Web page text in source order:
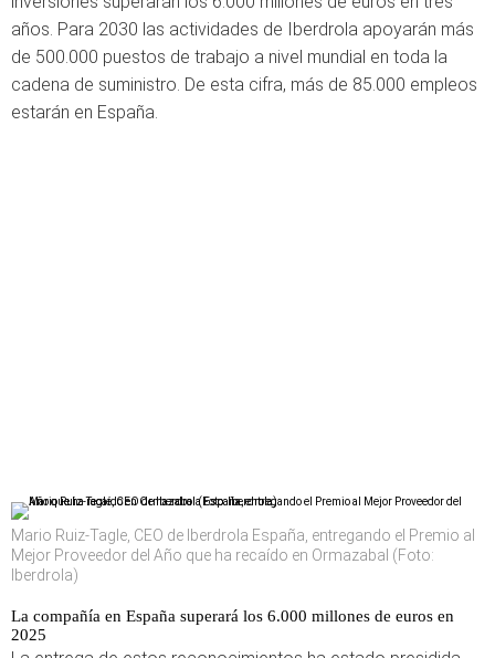
años. Para 2030 las actividades de Iberdrola apoyarán más
de 500.000 puestos de trabajo a nivel mundial en toda la
cadena de suministro. De esta cifra, más de 85.000 empleos
estarán en España.
Mario Ruiz-Tagle, CEO de Iberdrola España, entregando el Premio al
Mejor Proveedor del Año que ha recaído en Ormazabal (Foto:
Iberdrola)
La compañía en España superará los 6.000 millones de euros en
2025